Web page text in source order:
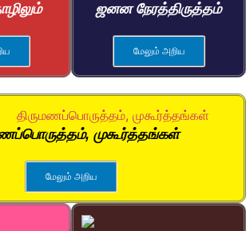
ஜனன நேரத்திருத்தம்
மேலும் அறிய
முகூர்த்தங்கள்
மேலும் அறிய